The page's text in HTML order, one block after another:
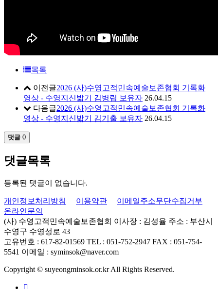
목록
이전글2026 (사)수영고적민속예술보존협회 기록화
영상 - 수영지신밟기 김병립 보유자 26.04.15
다음글2026 (사)수영고적민속예술보존협회 기록화
영상 - 수영지신밟기 김기출 보유자 26.04.15
댓글 0
댓글목록
등록된 댓글이 없습니다.
개인정보처리방침 이용약관
이메일주소무단수집거부
온라인문의
(사) 수영고적민속예술보존협회 이사장 : 김성율 주소 : 부산시
수영구 수영성로 43
고유번호 : 617-82-01569 TEL : 051-752-2947 FAX : 051-754-
5541 이메일 : syminsok@naver.com
Copyright © suyeongminsok.or.kr All Rights Reserved.